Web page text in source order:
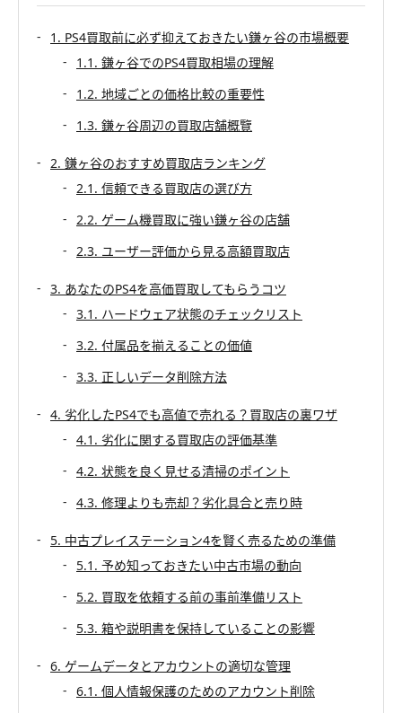
1. PS4買取前に必ず抑えておきたい鎌ヶ谷の市場概要
1.1. 鎌ヶ谷でのPS4買取相場の理解
1.2. 地域ごとの価格比較の重要性
1.3. 鎌ヶ谷周辺の買取店舗概覽
2. 鎌ヶ谷のおすすめ買取店ランキング
2.1. 信頼できる買取店の選び方
2.2. ゲーム機買取に強い鎌ヶ谷の店舗
2.3. ユーザー評価から見る高額買取店
3. あなたのPS4を高価買取してもらうコツ
3.1. ハードウェア状態のチェックリスト
3.2. 付属品を揃えることの価値
3.3. 正しいデータ削除方法
4. 劣化したPS4でも高値で売れる？買取店の裏ワザ
4.1. 劣化に関する買取店の評価基準
4.2. 状態を良く見せる清掃のポイント
4.3. 修理よりも売却？劣化具合と売り時
5. 中古プレイステーション4を賢く売るための準備
5.1. 予め知っておきたい中古市場の動向
5.2. 買取を依頼する前の事前準備リスト
5.3. 箱や説明書を保持していることの影響
6. ゲームデータとアカウントの適切な管理
6.1. 個人情報保護のためのアカウント削除